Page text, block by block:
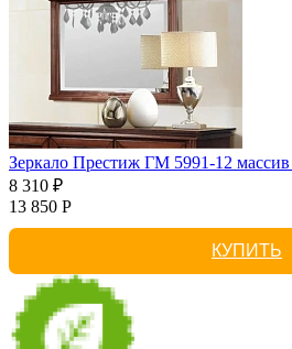
Зеркало Престиж ГМ 5991-12 массив
8 310 ₽
13 850 Р
КУПИТЬ